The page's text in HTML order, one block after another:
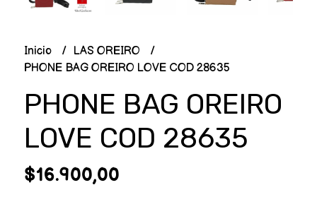
Inicio
LAS OREIRO
PHONE BAG OREIRO LOVE COD 28635
PHONE BAG OREIRO
LOVE COD 28635
$16.900,00